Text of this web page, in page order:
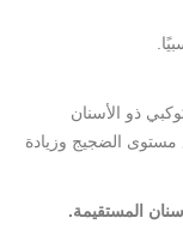
ذو الأسنان
مستوى الضجيج وزيادة
المستقيمة.